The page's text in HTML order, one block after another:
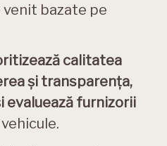
bazate pe
calitatea
și transparența,
evaluează furnizorii